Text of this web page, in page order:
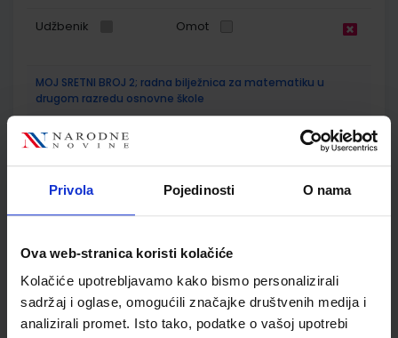
Privola Pojedinosti O nama
Ova web-stranica koristi kolačiće
Kolačiće upotrebljavamo kako bismo personalizirali
sadržaj i oglase, omogućili značajke društvenih medija i
analizirali promet. Isto tako, podatke o vašoj upotrebi
Udžbenik Omot
MOJ SRETNI BROJ 2; radna bilježnica za matematiku u
drugom razredu osnovne škole
Dubravka Miklec Sanja Jakovljević Rogić Graciella Prtajin
Nakladnik:ŠKOLSKA KNJIGA d.d.
Registarski broj ministarstva:
SKU:567072 CIJENA:10,50 €
MOJ SRETNI BROJ 2; zbirka zadataka za matematiku u